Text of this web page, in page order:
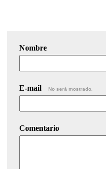
Nombre
E-mail No será mostrado.
Comentario